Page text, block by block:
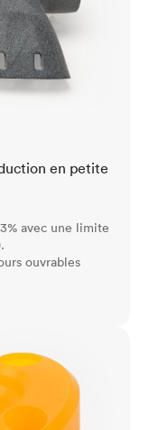
en petite
avec une limite
ouvrables